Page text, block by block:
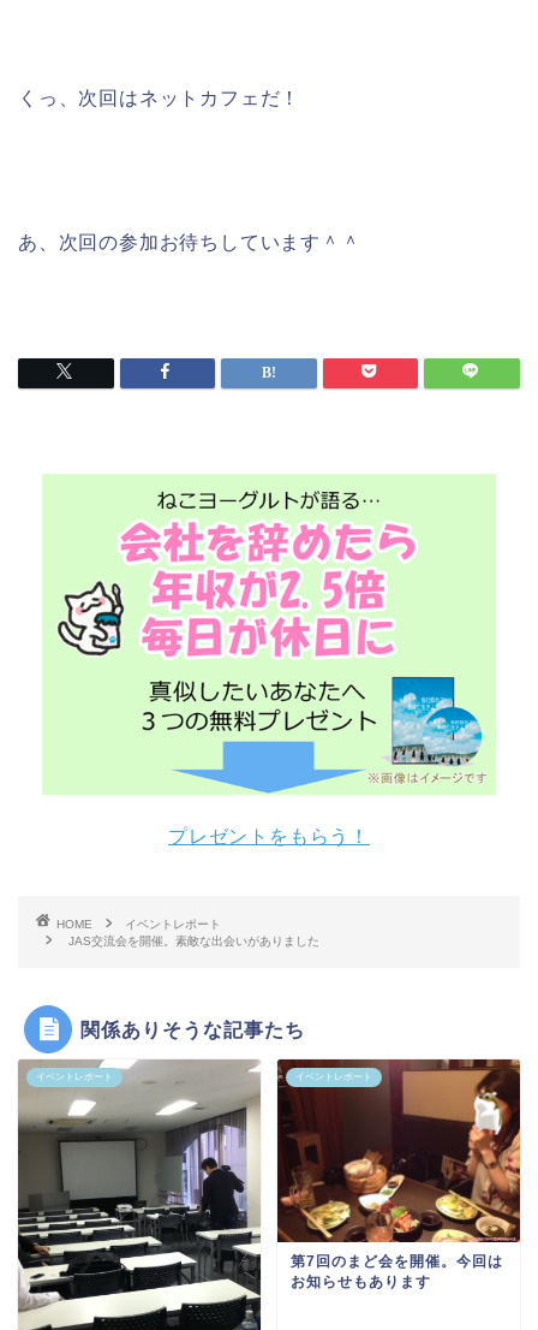
くっ、次回はネットカフェだ！
あ、次回の参加お待ちしています＾＾
プレゼントをもらう！
HOME
イベントレポート
JAS交流会を開催。素敵な出会いがありました
関係ありそうな記事たち
イベントレポート イベントレポート
第7回のまど会を開催。今回は
お知らせもあります